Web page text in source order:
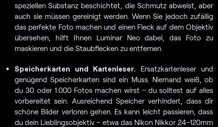
speziellen Substanz beschichtet, die Schmutz abweist, aber
auch sie müssen gereinigt werden. Wenn Sie jedoch zufällig
das perfekte Foto machen und einen Fleck auf dem Objektiv
übersehen, hilft Ihnen Luminar Neo dabei, das Foto zu
maskieren und die Staubflecken zu entfernen.
Speicherkarten und Kartenleser. Ersatzkartenleser und
genügend Speicherkarten sind ein Muss. Niemand weiß, ob
du 30 oder 1.000 Fotos machen wirst – du solltest auf alles
vorbereitet sein. Ausreichend Speicher verhindert, dass dir
schöne Bilder verloren gehen. Es kann leicht passieren, dass
du dein Lieblingsobjektiv – etwa das Nikon Nikkor 24–120mm